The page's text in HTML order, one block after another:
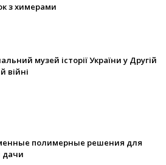
з химерами
музей історії України у Другій
війні
полимерные решения для
дачи